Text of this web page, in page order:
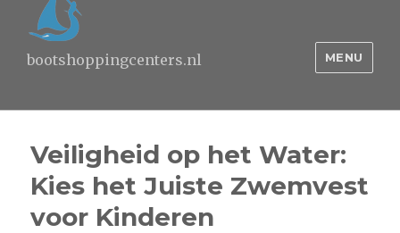
bootshoppingcenters.nl MENU
Veiligheid op het Water:
Kies het Juiste Zwemvest
voor Kinderen